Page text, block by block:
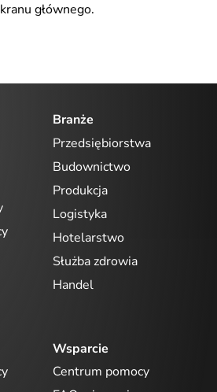
głównego.
Branże
Przedsiębiorstwa
Budownictwo
Produkcja
Logistyka
Hotelarstwo
Służba zdrowia
Handel
Wsparcie
Centrum pomocy